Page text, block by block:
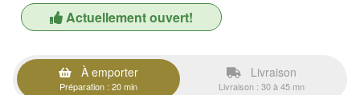
Actuellement ouvert!
À emporter
Préparation : 20 min
Livraison
Livraison : 30 à 45 mn